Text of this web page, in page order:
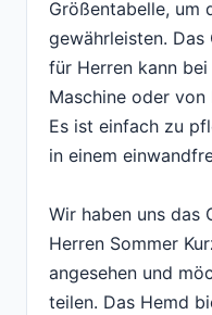
Größentabelle, um
gewährleisten. Das
für Herren kann
Maschine oder von
Es ist einfach zu
in einem
Wir haben uns das
Herren Sommer
angesehen und
teilen. Das Hemd